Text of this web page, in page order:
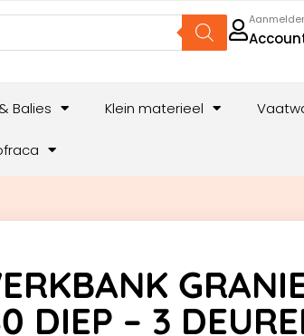
Balies Klein materieel
DIEP – 3